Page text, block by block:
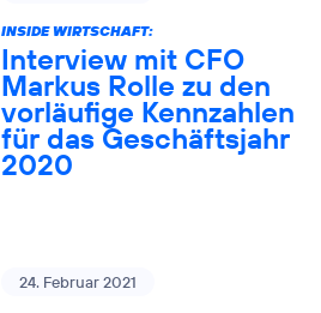
INSIDE WIRTSCHAFT:
Interview mit CFO
Markus Rolle zu den
vorläufige Kennzahlen
für das Geschäftsjahr
2020
24. Februar 2021